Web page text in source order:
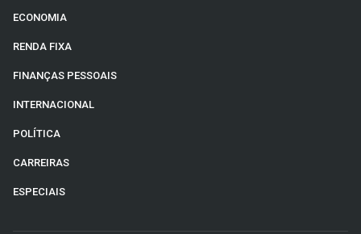
ECONOMIA
RENDA FIXA
FINANÇAS PESSOAIS
INTERNACIONAL
POLÍTICA
CARREIRAS
ESPECIAIS